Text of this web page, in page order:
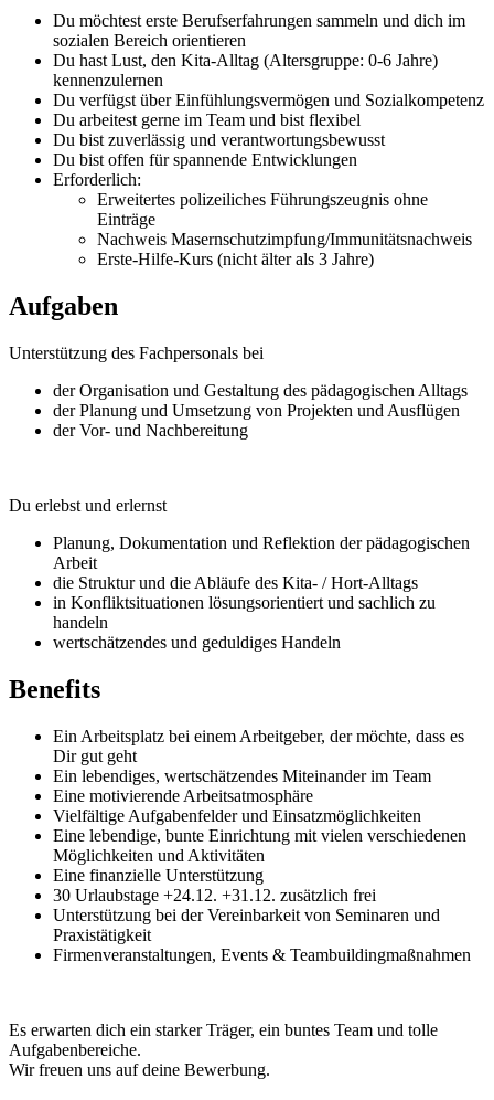
Du möchtest erste Berufserfahrungen sammeln und dich im
sozialen Bereich orientieren
Du hast Lust, den Kita-Alltag (Altersgruppe: 0-6 Jahre)
kennenzulernen
Du verfügst über Einfühlungsvermögen und Sozialkompetenz
Du arbeitest gerne im Team und bist flexibel
Du bist zuverlässig und verantwortungsbewusst
Du bist offen für spannende Entwicklungen
Erforderlich:
Erweitertes polizeiliches Führungszeugnis ohne
Einträge
Nachweis Masernschutzimpfung/Immunitätsnachweis
Erste-Hilfe-Kurs (nicht älter als 3 Jahre)
Aufgaben
Unterstützung des Fachpersonals bei
der Organisation und Gestaltung des pädagogischen Alltags
der Planung und Umsetzung von Projekten und Ausflügen
der Vor- und Nachbereitung
Du erlebst und erlernst
Planung, Dokumentation und Reflektion der pädagogischen
Arbeit
die Struktur und die Abläufe des Kita- / Hort-Alltags
in Konfliktsituationen lösungsorientiert und sachlich zu
handeln
wertschätzendes und geduldiges Handeln
Benefits
Ein Arbeitsplatz bei einem Arbeitgeber, der möchte, dass es
Dir gut geht
Ein lebendiges, wertschätzendes Miteinander im Team
Eine motivierende Arbeitsatmosphäre
Vielfältige Aufgabenfelder und Einsatzmöglichkeiten
Eine lebendige, bunte Einrichtung mit vielen verschiedenen
Möglichkeiten und Aktivitäten
Eine finanzielle Unterstützung
30 Urlaubstage +24.12. +31.12. zusätzlich frei
Unterstützung bei der Vereinbarkeit von Seminaren und
Praxistätigkeit
Firmenveranstaltungen, Events & Teambuildingmaßnahmen
Es erwarten dich ein starker Träger, ein buntes Team und tolle
Aufgabenbereiche.
Wir freuen uns auf deine Bewerbung.